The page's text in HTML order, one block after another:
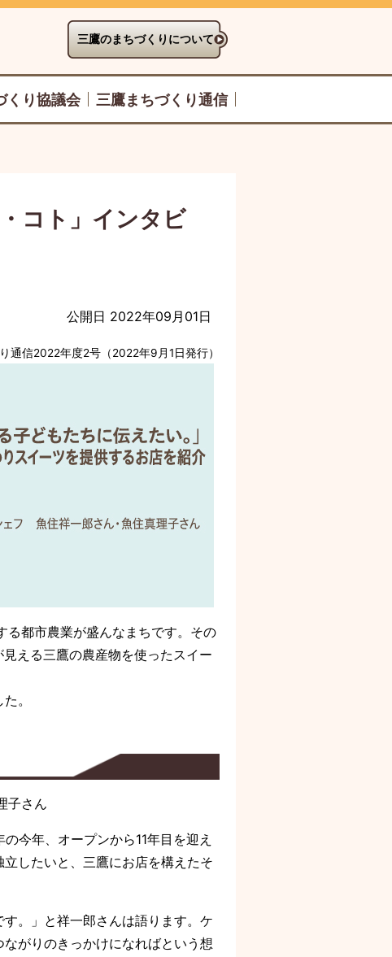
三鷹のまちづくりについて
くり協議会 三鷹まちづくり通信
コト」インタビ
公開日 2022年09月01日
通信2022年度2号（2022年9月1日発行）
都市農業が盛んなまちです。その
える三鷹の農産物を使ったスイー
。
子さん
今年、オープンから11年目を迎え
したいと、三鷹にお店を構えたそ
。」と祥一郎さんは語ります。ケ
がりのきっかけになればという想